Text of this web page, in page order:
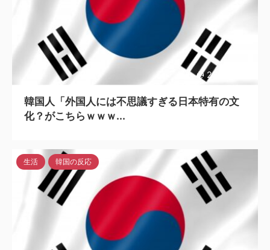
2023/4/26
韓国人「外国人には不思議すぎる日本特有の文
化？がこちらｗｗｗ...
生活 韓国の反応